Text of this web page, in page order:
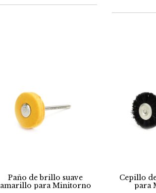
Paño de brillo suave
amarillo para Minitorno
Cepillo
para